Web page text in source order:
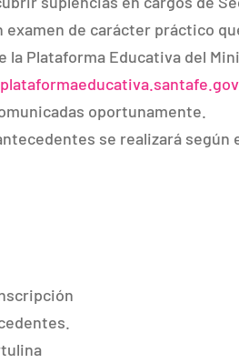
examen de carácter práctico
la Plataforma Educativa del
oportunamente.
se realizará según